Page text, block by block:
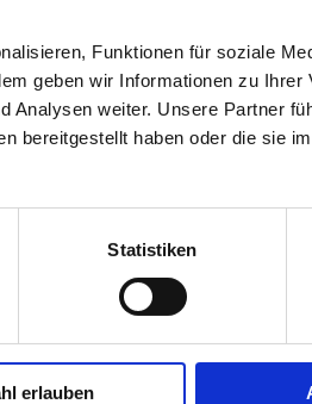
Funktionen für soziale
geben wir Informationen zu Ihrer
Analysen weiter. Unsere Partner
bereitgestellt haben oder die sie
Statistiken
erlauben
Ich hatte letzten Samstag meinen
Möbel Taxi Star. Es war ganz
Alle Möbel wurden gut verpackt
gesichert, so...